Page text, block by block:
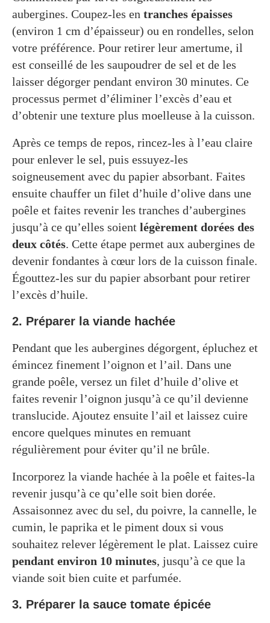
aubergines. Coupez-les en tranches épaisses
(environ 1 cm d’épaisseur) ou en rondelles, selon
votre préférence. Pour retirer leur amertume, il
est conseillé de les saupoudrer de sel et de les
laisser dégorger pendant environ 30 minutes. Ce
processus permet d’éliminer l’excès d’eau et
d’obtenir une texture plus moelleuse à la cuisson.
Après ce temps de repos, rincez-les à l’eau claire
pour enlever le sel, puis essuyez-les
soigneusement avec du papier absorbant. Faites
ensuite chauffer un filet d’huile d’olive dans une
poêle et faites revenir les tranches d’aubergines
jusqu’à ce qu’elles soient légèrement dorées des
deux côtés. Cette étape permet aux aubergines de
devenir fondantes à cœur lors de la cuisson finale.
Égouttez-les sur du papier absorbant pour retirer
l’excès d’huile.
2. Préparer la viande hachée
Pendant que les aubergines dégorgent, épluchez et
émincez finement l’oignon et l’ail. Dans une
grande poêle, versez un filet d’huile d’olive et
faites revenir l’oignon jusqu’à ce qu’il devienne
translucide. Ajoutez ensuite l’ail et laissez cuire
encore quelques minutes en remuant
régulièrement pour éviter qu’il ne brûle.
Incorporez la viande hachée à la poêle et faites-la
revenir jusqu’à ce qu’elle soit bien dorée.
Assaisonnez avec du sel, du poivre, la cannelle, le
cumin, le paprika et le piment doux si vous
souhaitez relever légèrement le plat. Laissez cuire
pendant environ 10 minutes, jusqu’à ce que la
viande soit bien cuite et parfumée.
3. Préparer la sauce tomate épicée